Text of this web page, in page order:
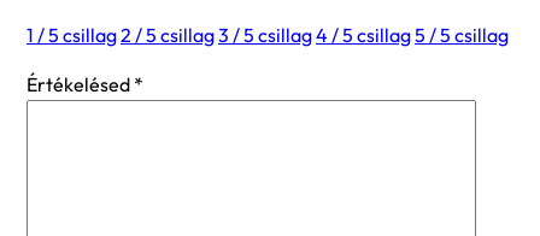
1 / 5 csillag2 / 5 csillag3 / 5 csillag4 / 5 csillag5 / 5 csillag
Értékelésed *